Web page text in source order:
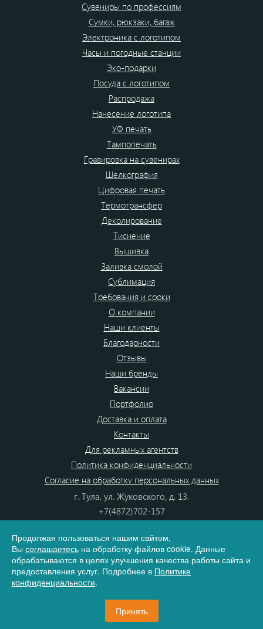
Сувениры по профессиям
Сумки, рюкзаки, багаж
Электроника с логотипом
Часы и погодные станции
Эко-подарки
Посуда с логотипом
Распродажа
Нанесение логотипа
УФ печать
Тампопечать
Гравировка на сувенирах
Шелкография
Цифровая печать
Термотрансфер
Деколирование
Тиснение
Вышивка
Заливка смолой
Сублимация
Требования и сроки
О компании
Наши клиенты
Благодарности
Отзывы
Наши бренды
Вакансии
Портфолио
Доставка и оплата
Контакты
Для рекламных агентств
Политика конфиденциальности
Согласие на обработку персональных данных
г. Тула, ул. Жуковского, д. 13.
+7(4872)702-157
8(800) 555-80-87
e-mail:info@dono.su
Продолжая пользоваться нашим сайтом,
Вы соглашаетесь на обработку файлов cookie. Данные
обрабатываются в целях улучшения качества работы сайта и
предоставления услуг. Подробнее в Политике
конфиденциальности.
Принять